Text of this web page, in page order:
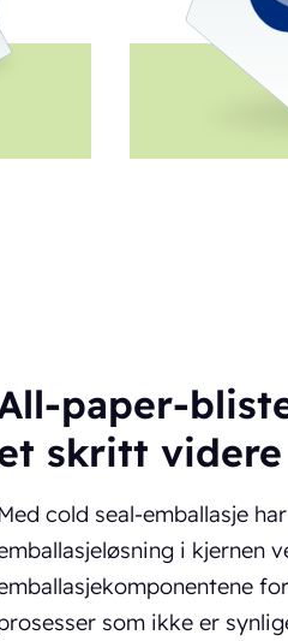
paper-
skritt videre
cold seal-emballasje
i kjernen
som ikke er